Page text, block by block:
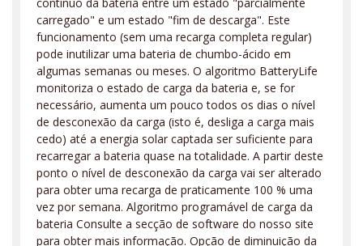
carregado" e um estado "fim de descarga". Este
funcionamento (sem uma recarga completa regular)
pode inutilizar uma bateria de chumbo-ácido em
algumas semanas ou meses. O algoritmo BatteryLife
monitoriza o estado de carga da bateria e, se for
necessário, aumenta um pouco todos os dias o nível
de desconexão da carga (isto é, desliga a carga mais
cedo) até a energia solar captada ser suficiente para
recarregar a bateria quase na totalidade. A partir deste
ponto o nível de desconexão da carga vai ser alterado
para obter uma recarga de praticamente 100 % uma
vez por semana. Algoritmo programável de carga da
bateria Consulte a secção de software do nosso site
para obter mais informação. Opção de diminuição da